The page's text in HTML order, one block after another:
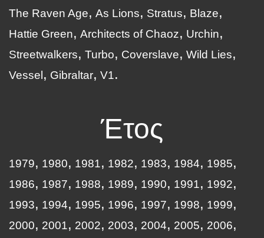
The Raven Age
As Lions Stratus
Blaze
Hattie Green
Architects of Chaoz
Urchin
Streetwalkers
Turbo Coverslave
Wild Lies
Vessel
Gibraltar V1
Έτος
1979 1980 1981 1982 1983 1984
1985
1986
1987 1988 1989 1990 1991
1992
1993
1994 1995 1996 1997 1998
1999
2000
2001 2002 2003 2004 2005
2006